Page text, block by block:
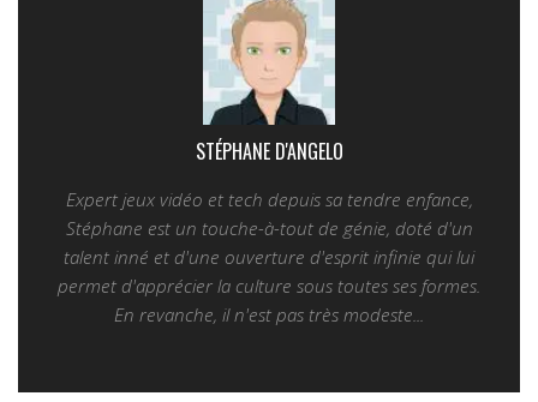
STÉPHANE D'ANGELO
Expert jeux vidéo et tech depuis sa tendre enfance,
Stéphane est un touche-à-tout de génie, doté d'un
talent inné et d'une ouverture d'esprit infinie qui lui
permet d'apprécier la culture sous toutes ses formes.
En revanche, il n'est pas très modeste...